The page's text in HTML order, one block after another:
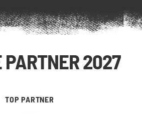
PARTNER 2027
TOP PARTNER